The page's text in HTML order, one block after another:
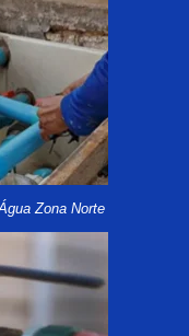
Zona Norte